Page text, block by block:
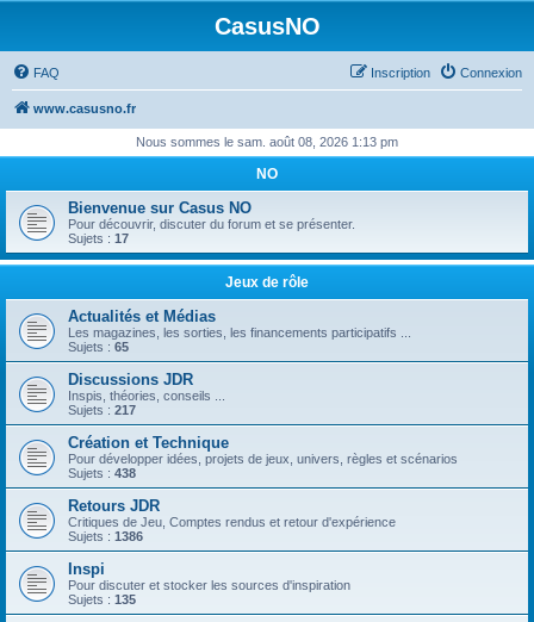
CasusNO
FAQ Connexion
Inscription
www.casusno.fr
Nous sommes le sam. août 08, 2026 1:13 pm
NO
Bienvenue sur Casus NO
Pour découvrir, discuter du forum et se présenter.
Sujets : 17
Jeux de rôle
Actualités et Médias
Les magazines, les sorties, les financements participatifs ...
Sujets : 65
Discussions JDR
Inspis, théories, conseils ...
Sujets : 217
Création et Technique
Pour développer idées, projets de jeux, univers, règles et scénarios
Sujets : 438
Retours JDR
Critiques de Jeu, Comptes rendus et retour d'expérience
Sujets : 1386
Inspi
Pour discuter et stocker les sources d'inspiration
Sujets : 135